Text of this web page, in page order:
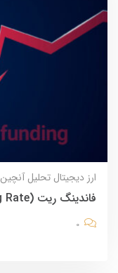
ارز دیجیتال تحلیل آنچین
فاندینگ ریت (Funding Rate) چیست؟
0